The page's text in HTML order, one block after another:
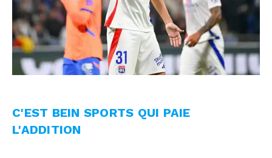
C'EST BEIN SPORTS QUI PAIE
L'ADDITION